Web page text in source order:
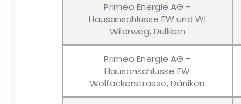
Primeo Energie AG -
Hausanschlüsse EW und Wl
Wilerweg, Dulliken
Primeo Energie AG -
Hausanschlüsse EW
Wolfackerstrasse, Däniken